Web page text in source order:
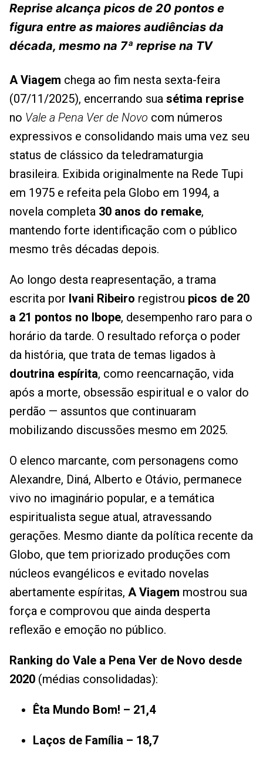
Reprise alcança picos de 20 pontos e
figura entre as maiores audiências da
década, mesmo na 7ª reprise na TV
A Viagem chega ao fim nesta sexta-feira
(07/11/2025), encerrando sua sétima reprise
no Vale a Pena Ver de Novo com números
expressivos e consolidando mais uma vez seu
status de clássico da teledramaturgia
brasileira. Exibida originalmente na Rede Tupi
em 1975 e refeita pela Globo em 1994, a
novela completa 30 anos do remake,
mantendo forte identificação com o público
mesmo três décadas depois.
Ao longo desta reapresentação, a trama
escrita por Ivani Ribeiro registrou picos de 20
a 21 pontos no Ibope, desempenho raro para o
horário da tarde. O resultado reforça o poder
da história, que trata de temas ligados à
doutrina espírita, como reencarnação, vida
após a morte, obsessão espiritual e o valor do
perdão — assuntos que continuaram
mobilizando discussões mesmo em 2025.
O elenco marcante, com personagens como
Alexandre, Diná, Alberto e Otávio, permanece
vivo no imaginário popular, e a temática
espiritualista segue atual, atravessando
gerações. Mesmo diante da política recente da
Globo, que tem priorizado produções com
núcleos evangélicos e evitado novelas
abertamente espíritas, A Viagem mostrou sua
força e comprovou que ainda desperta
reflexão e emoção no público.
Ranking do Vale a Pena Ver de Novo desde
2020 (médias consolidadas):
Êta Mundo Bom! – 21,4
Laços de Família – 18,7